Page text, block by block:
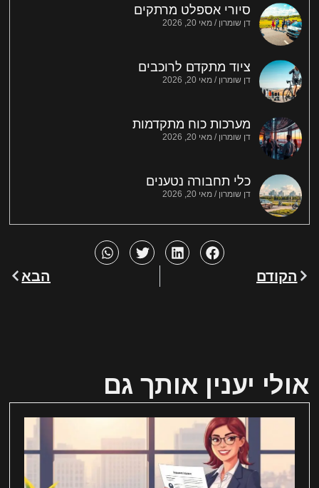
סיורי אספלט מרתקים
דן שומרון מאי 20, 2026
ציוד מתקדם לרוכבים
דן שומרון מאי 20, 2026
מערכות כוח מתקדמות
דן שומרון מאי 20, 2026
כלי תחבורה נטענים
דן שומרון מאי 20, 2026
הקודם הבא
אולי יענין אותך גם